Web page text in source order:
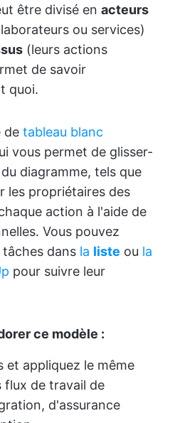
être divisé en acteurs
ou services)
(leurs actions
de savoir
quoi.
de tableau blanc
vous permet de glisser-
diagramme, tels que
les propriétaires des
action à l'aide de
Vous pouvez
dans la liste ou la
pour suivre leur
ce modèle :
et appliquez le même
flux de travail de
d'assurance